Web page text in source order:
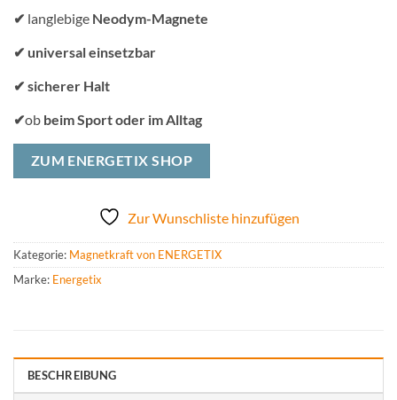
✔ langlebige Neodym-Magnete
✔ universal einsetzbar
✔ sicherer Halt
✔ob beim Sport oder im Alltag
ZUM ENERGETIX SHOP
Zur Wunschliste hinzufügen
Kategorie: Magnetkraft von ENERGETIX
Marke: Energetix
BESCHREIBUNG